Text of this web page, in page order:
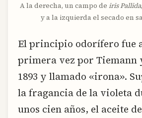
A la derecha, un campo de iris Pallida
y a la izquierda el secado en
El principio odorífero fue
primera vez por Tiemann
1893 y llamado «irona».
la fragancia de la violeta
unos cien años, el aceite